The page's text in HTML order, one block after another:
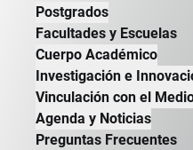
Postgrados
Facultades y Escuelas
Cuerpo Académico
Investigación e
Vinculación con el
Agenda y Noticias
Preguntas Frecuentes
Doctor en
Católica de
Magíster en
Católica de
Licenciado en
Comunicación y
Universidad Adolfo